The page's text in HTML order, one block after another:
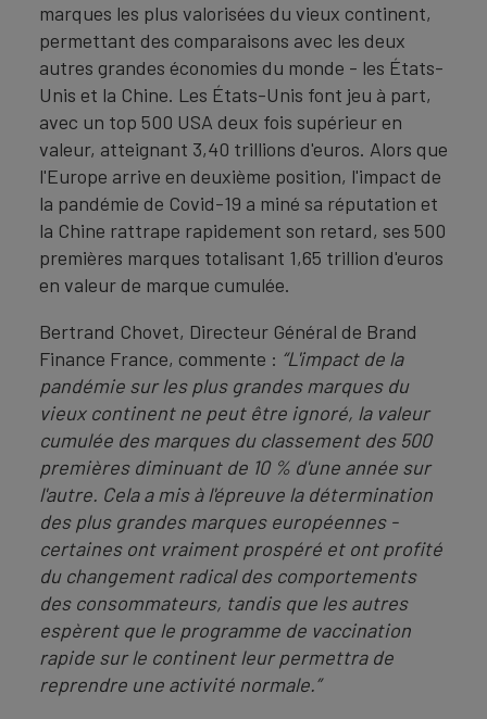
marques les plus valorisées du vieux continent,
permettant des comparaisons avec les deux
autres grandes économies du monde - les États-
Unis et la Chine. Les États-Unis font jeu à part,
avec un top 500 USA deux fois supérieur en
valeur, atteignant 3,40 trillions d'euros. Alors que
l'Europe arrive en deuxième position, l'impact de
la pandémie de Covid-19 a miné sa réputation et
la Chine rattrape rapidement son retard, ses 500
premières marques totalisant 1,65 trillion d'euros
en valeur de marque cumulée.
Bertrand Chovet, Directeur Général de Brand
Finance France, commente : “L'impact de la
pandémie sur les plus grandes marques du
vieux continent ne peut être ignoré, la valeur
cumulée des marques du classement des 500
premières diminuant de 10 % d'une année sur
l'autre. Cela a mis à l'épreuve la détermination
des plus grandes marques européennes -
certaines ont vraiment prospéré et ont profité
du changement radical des comportements
des consommateurs, tandis que les autres
espèrent que le programme de vaccination
rapide sur le continent leur permettra de
reprendre une activité normale.”